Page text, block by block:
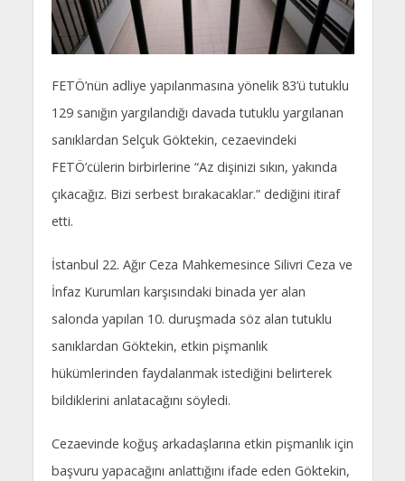
FETÖ’nün adliye yapılanmasına yönelik 83’ü tutuklu
129 sanığın yargılandığı davada tutuklu yargılanan
sanıklardan Selçuk Göktekin, cezaevindeki
FETÖ’cülerin birbirlerine “Az dişinizi sıkın, yakında
çıkacağız. Bizi serbest bırakacaklar.” dediğini itiraf
etti.
İstanbul 22. Ağır Ceza Mahkemesince Silivri Ceza ve
İnfaz Kurumları karşısındaki binada yer alan
salonda yapılan 10. duruşmada söz alan tutuklu
sanıklardan Göktekin, etkin pişmanlık
hükümlerinden faydalanmak istediğini belirterek
bildiklerini anlatacağını söyledi.
Cezaevinde koğuş arkadaşlarına etkin pişmanlık için
başvuru yapacağını anlattığını ifade eden Göktekin,